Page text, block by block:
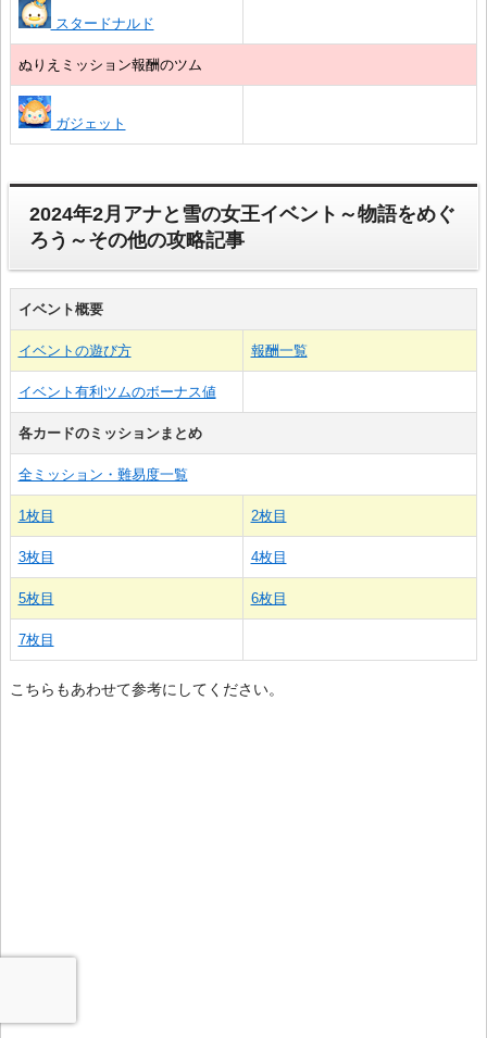
スタードナルド
ぬりえミッション報酬のツム
ガジェット
2024年2月アナと雪の女王イベント～物語をめぐ
ろう～その他の攻略記事
イベント概要
イベントの遊び方 報酬一覧
イベント有利ツムのボーナス値
各カードのミッションまとめ
全ミッション・難易度一覧
1枚目 2枚目
3枚目 4枚目
5枚目 6枚目
7枚目
こちらもあわせて参考にしてください。